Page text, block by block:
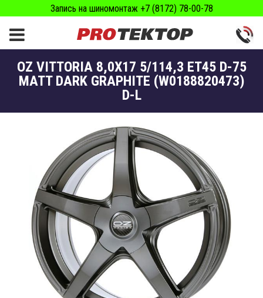
Запись на шиномонтаж +7 (8172) 78-00-78
OZ VITTORIA 8,0X17 5/114,3 ET45 D-75
MATT DARK GRAPHITE (W0188820473)
D-L